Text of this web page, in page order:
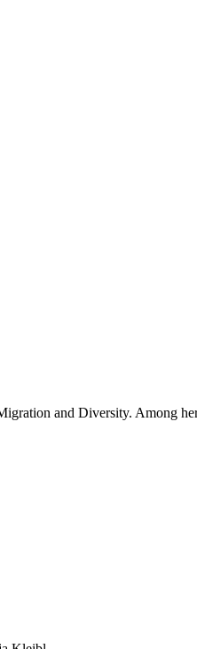
and Diversity. Among